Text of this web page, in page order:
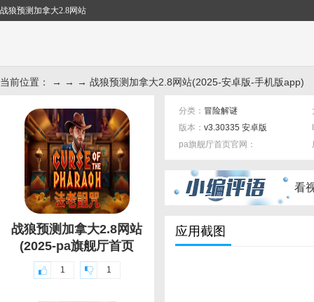
战狼预测加拿大2.8网站
当前位置： → → → 战狼预测加拿大2.8网站(2025-安卓版-手机版app)
战狼预测加拿大2.8网站
(2025-pa旗舰厅首页
1 1
分类： 冒险解谜
版本： v3.30335 安卓版
pa旗舰厅首页官网：
看
应用截图